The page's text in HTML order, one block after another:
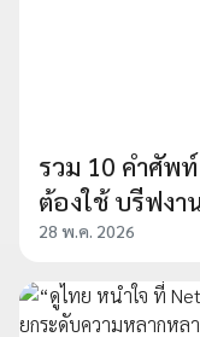
รวม 10 คำศัพ
ต้องใช้ บรีฟง
28 พ.ค. 2026